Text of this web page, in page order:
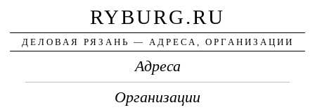
RYBURG.RU
ДЕЛОВАЯ РЯЗАНЬ — АДРЕСА, ОРГАНИЗАЦИИ
Адреса
Организации